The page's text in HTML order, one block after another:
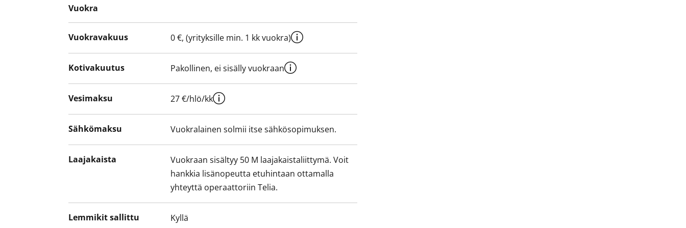
Vuokra
Vuokravakuus 0 €, (yrityksille min. 1 kk vuokra)
Kotivakuutus Pakollinen, ei sisälly vuokraan
Vesimaksu 27 €/hlö/kk
Sähkömaksu Vuokralainen solmii itse sähkösopimuksen.
Laajakaista
Vuokraan sisältyy 50 M laajakaistaliittymä. Voit
hankkia lisänopeutta etuhintaan ottamalla
yhteyttä operaattoriin Telia.
Lemmikit sallittu Kyllä